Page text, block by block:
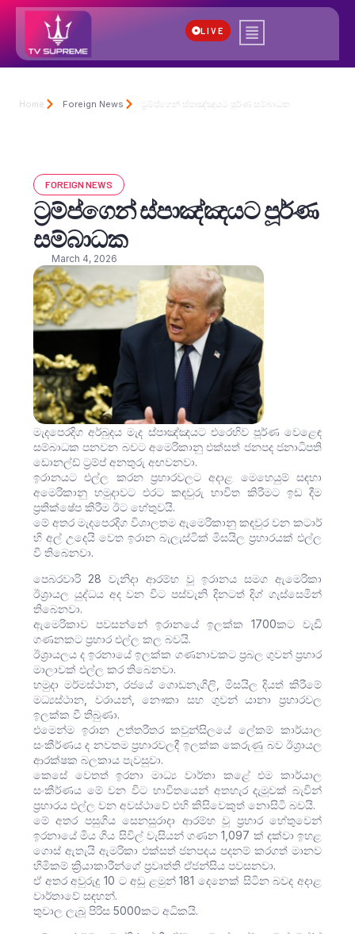
LIVE
Home Foreign News ට්‍රම්ප්ගෙන් ස්පාඤ්ඤයට පූර්ණ සම්බාධක
FOREIGN NEWS
ට්‍රම්ප්ගෙන් ස්පාඤ්ඤයට පූර්ණ
සම්බාධක
March 4, 2026
මැදපෙරදිග අර්බුදය මැද ස්පාඤ්ඤයට එරෙහිව පූර්ණ වෙළෙඳ
සම්බාධක පනවන බවට අමෙරිකානු එක්සත් ජනපද ජනාධිපති
ඩොනල්ඩ් ට්‍රම්ප් අනතුරු අඟවනවා.
ඉරානයට එල්ල කරන ප්‍රහාරවලට අදාළ මෙහෙයුම් සඳහා
අමෙරිකානු හමුදාවට එරට කඳවුරු භාවිත කිරීමට ඉඩ දීම
ප්‍රතික්ෂේප කිරීම ඊට හේතුවයි.
මේ අතර මැදපෙරදිග විශාලතම ඇමෙරිකානු කඳවුර වන කටාර්
හි අල් උදෙයි වෙත ඉරාන බැලැස්ටික් මිසයිල ප්‍රහාරයක් එල්ල
වී තිබෙනවා.
පෙබරවාරි 28 වැනිදා ආරම්භ වූ ඉරානය සමග ඇමෙරිකා
ඊශ්‍රායල යුද්ධය අද වන විට පස්වැනි දිනටත් දිග් ගැස්සෙමින්
තිබෙනවා.
ඇමෙරිකාව පවසන්නේ ඉරානයේ ඉලක්ක 1700කට වැඩි
ගණනකට ප්‍රහාර එල්ල කල බවයි.
ඊශ්‍රායලය ද ඉරනායේ ඉලක්ක ගණනාවකට ප්‍රබල ගුවන් ප්‍රහාර
මාලාවක් එල්ල කර තිබෙනවා.
හමුදා මර්මස්ථාන, රජයේ ගොඩනැගිලි, මිසයිල දියත් කිරීමේ
මධ්‍යස්ථාන, වරායන්, නෞකා සහ ගුවන් යානා ප්‍රහාරවල
ඉලක්ක වී තිබුණා.
එමෙන්ම ඉරාන උත්තරීතර කවුන්සිලයේ ලේකම් කාර්යාල
සංකීර්ණය ද නවතම ප්‍රහාරවලදී ඉලක්ක කෙරුණු බව ඊශ්‍රායල
ආරක්ෂක බලකාය පැවසුවා.
කෙසේ වෙතත් ඉරනා මාධ්‍ය වාර්තා කළේ එම කාර්යාල
සංකීර්ණය මේ වන විට භාවිතයෙන් අතහැර දැමූවක් බැවින්
ප්‍රහාරය එල්ල වන අවස්ථාවේ එහි කිසිවෙකුත් නොසිටි බවයි.
මේ අතර පසුගිය සෙනසුරාදා ආරම්භ වූ ප්‍රහාර හේතුවෙන්
ඉරනායේ මිය ගිය සිවිල් වැසියන් ගණන 1,097 ක් දක්වා ඉහළ
ගොස් ඇතැයි ඇමරිකා එක්සත් ජනපදය පදනම් කරගත් මානව
හිමිකම් ක්‍රියාකාරීන්ගේ ප්‍රවෘත්ති ඒජන්සිය පවසනවා.
ඒ අතර අවුරුදු 10 ට අඩු ළමුන් 181 දෙනෙක් සිටින බවද අදාළ
වාර්තාවේ සඳහන්.
තුවාල ලැබූ පිරිස 5000කට අධිකයි.